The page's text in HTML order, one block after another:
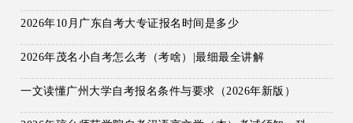
2026年10月广东自考大专证报名时间是多少
2026年茂名小自考怎么考（考啥）|最细最全讲解
一文读懂广州大学自考报名条件与要求（2026年新版）